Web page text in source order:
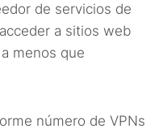
de servicios de
a sitios web
menos que
número de VPNs